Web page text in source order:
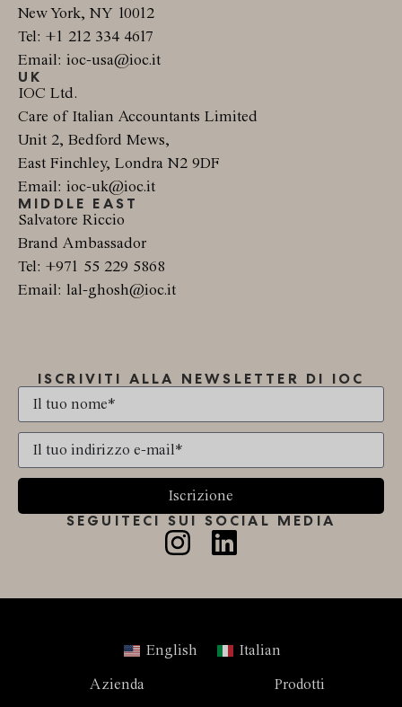
New York, NY 10012
Tel: +1 212 334 4617
Email: ioc-usa@ioc.it
UK
IOC Ltd.
Care of Italian Accountants Limited
Unit 2, Bedford Mews,
East Finchley, Londra N2 9DF
Email: ioc-uk@ioc.it
MIDDLE EAST
Salvatore Riccio
Brand Ambassador
Tel: +971 55 229 5868
Email: lal-ghosh@ioc.it
ISCRIVITI ALLA NEWSLETTER DI IOC
Iscrizione
SEGUITECI SUI SOCIAL MEDIA
English Italian
Azienda Prodotti